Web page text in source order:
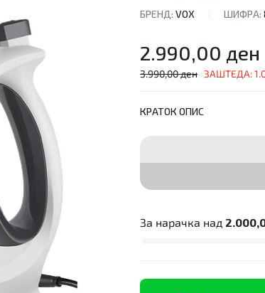
БРЕНД:VOX ШИФРА:
2.990,00 ден
3.990,00ден ЗАШТЕДА:
КРАТОК ОПИС
За нарачка над